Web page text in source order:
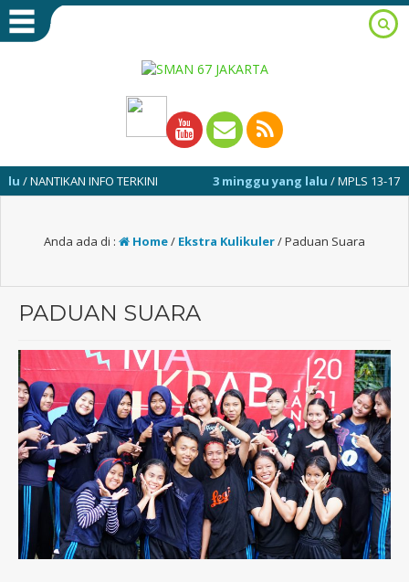
INFO TERKINI 3 minggu yang lalu/ MPLS 13-17 JULI
Anda ada di : Home/ Ekstra Kulikuler/Paduan Suara
PADUAN SUARA